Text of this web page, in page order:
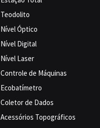
Teodolito
Nível Óptico
Nível Digital
Nível Laser
Controle de Máquinas
Ecobatímetro
Coletor de Dados
Acessórios Topográficos